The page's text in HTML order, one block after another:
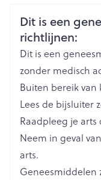
Organisaties
Merken
Breedte 17
Lengte
Diepte 15
Dit is een
richtlijnen:
Dit is een
zonder medisch
Buiten bereik
Lees de bijsluiter
Raadpleeg je arts
Neem in geval
arts.
Geneesmiddelen